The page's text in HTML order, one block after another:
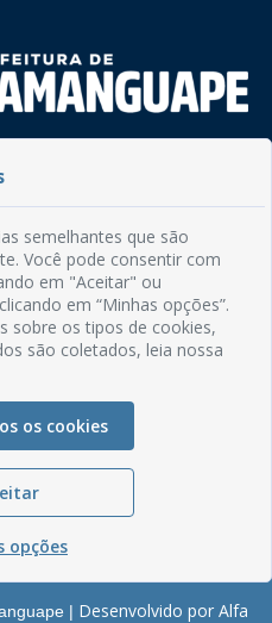
Centro
das 08h às 13h
| Desenvolvido por Alfa
semelhantes que são
Você pode consentir com
em "Aceitar" ou
em “Minhas opções”.
sobre os tipos de cookies,
são coletados, leia nossa
os cookies
opções